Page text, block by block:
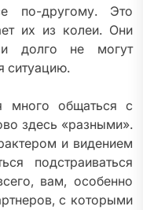
по-другому. Это
их из колеи. Они
долго не могут
ситуацию.
много общаться с
здесь «разными».
и видением
подстраиваться
вам, особенно
с которыми